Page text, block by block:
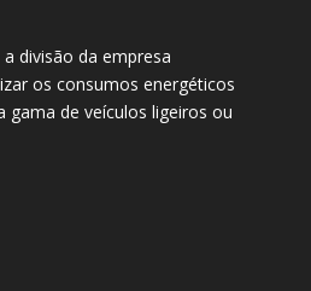
divisão da empresa
os consumos energéticos
de veículos ligeiros ou